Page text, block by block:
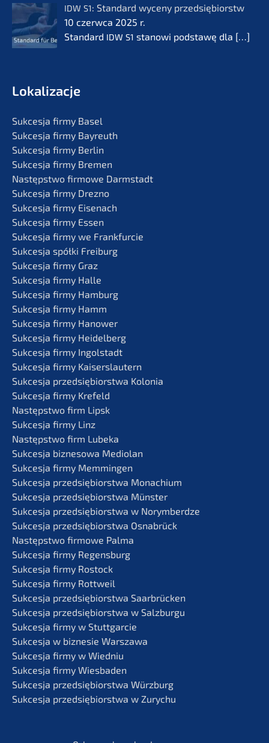
IDW S1: Standard wyceny przedsię­bi­orstw
10 czerw­ca 2025 r.
Standard IDW S1 stanowi podsta­wę dla […]
Lokali­zac­je
Sukces­ja firmy Basel
Sukces­ja firmy Bayreuth
Sukces­ja firmy Berlin
Sukces­ja firmy Bremen
Następst­wo firmo­we Darmstadt
Sukces­ja firmy Drezno
Sukces­ja firmy Eisenach
Sukces­ja firmy Essen
Sukces­ja firmy we Frankfurcie
Sukces­ja spółki Freiburg
Sukces­ja firmy Graz
Sukces­ja firmy Halle
Sukces­ja firmy Hamburg
Sukces­ja firmy Hamm
Sukces­ja firmy Hanower
Sukces­ja firmy Heidelberg
Sukces­ja firmy Ingolstadt
Sukces­ja firmy Kaiserslautern
Sukces­ja przedsię­bi­orst­wa Kolonia
Sukces­ja firmy Krefeld
Następst­wo firm Lipsk
Sukces­ja firmy Linz
Następst­wo firm Lubeka
Sukces­ja bizne­so­wa Mediolan
Sukces­ja firmy Memmingen
Sukces­ja przedsię­bi­orst­wa Monachium
Sukces­ja przedsię­bi­orst­wa Münster
Sukces­ja przedsię­bi­orst­wa w Norymberdze
Sukces­ja przedsię­bi­orst­wa Osnabrück
Następst­wo firmo­we Palma
Sukces­ja firmy Regensburg
Sukces­ja firmy Rostock
Sukces­ja firmy Rottweil
Sukces­ja przedsię­bi­orst­wa Saarbrücken
Sukces­ja przedsię­bi­orst­wa w Salzburgu
Sukces­ja firmy w Stuttgarcie
Sukces­ja w bizne­sie Warszawa
Sukces­ja firmy w Wiedniu
Sukces­ja firmy Wiesbaden
Sukces­ja przedsię­bi­orst­wa Würzburg
Sukces­ja przedsię­bi­orst­wa w Zurychu